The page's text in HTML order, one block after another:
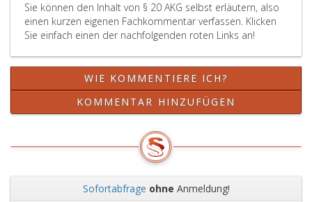
Sie können den Inhalt von § 20 AKG selbst erläutern, also
einen kurzen eigenen Fachkommentar verfassen. Klicken
Sie einfach einen der nachfolgenden roten Links an!
WIE KOMMENTIERE ICH?
KOMMENTAR HINZUFÜGEN
Sofortabfrage ohne Anmeldung!